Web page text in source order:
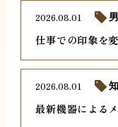
仕事での印象を
2026.08.01
最新機器による
2026.08.01